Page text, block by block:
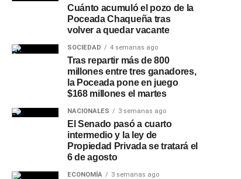
Cuánto acumuló el pozo de la
Poceada Chaqueña tras
volver a quedar vacante
SOCIEDAD 4 semanas ago
Tras repartir más de 800
millones entre tres ganadores,
la Poceada pone en juego
$168 millones el martes
NACIONALES 3 semanas ago
El Senado pasó a cuarto
intermedio y la ley de
Propiedad Privada se tratará el
6 de agosto
ECONOMÍA 3 semanas ago